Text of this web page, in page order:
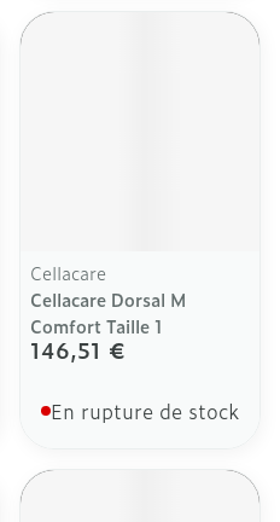
Cellacare
Cellacare Dorsal M
Comfort Taille 1
146,51 €
En rupture de stock